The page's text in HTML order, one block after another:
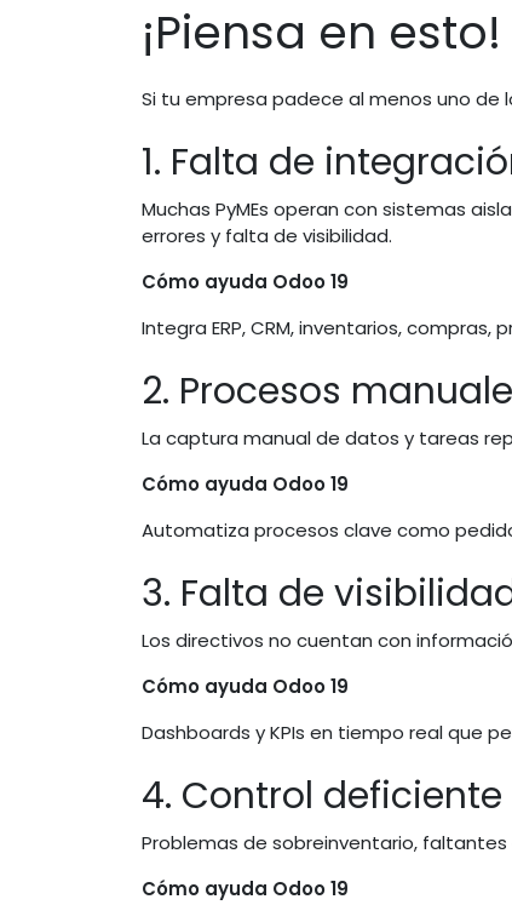
¡Piensa en esto!
Si tu empresa padece al menos uno de
1. Falta de
Muchas PyMEs operan con sistemas
errores y falta de visibilidad.
Cómo ayuda Odoo 19
Integra ERP, CRM, inventarios,
2. Procesos
La captura manual de datos y tareas
Cómo ayuda Odoo 19
Automatiza procesos clave como
3. Falta de
Los directivos no cuentan con
Cómo ayuda Odoo 19
Dashboards y KPIs en tiempo real que
4. Control
Problemas de sobreinventario,
Cómo ayuda Odoo 19